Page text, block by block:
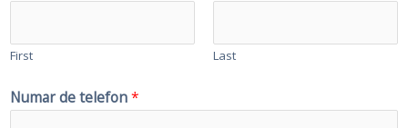
First Last
Numar de telefon*